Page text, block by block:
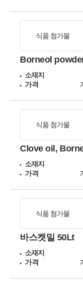
식품 첨가물
Borneol
소재지
가격
식품 첨가물
Clove oil,
소재지
가격
식품 첨가물
바스켓밀 50Lt
소재지
가격